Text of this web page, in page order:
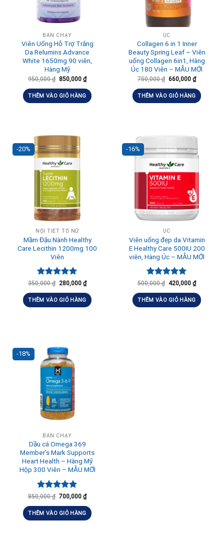
BÁN CHẠY
Viên Uống Hỗ Trợ Trắng
Da Relumins Advance
White 1650mg 90 viên,
Hàng Mỹ
950,000₫ 850,000 ₫
THÊM VÀO GIỎ HÀNG
ÚC
Collagen 6 in 1 Inner
Beauty Spring Leaf – Viên
uống Collagen 6in1, Hàng
Úc 180 Viên – MẪU MỚI
750,000₫ 660,000 ₫
THÊM VÀO GIỎ HÀNG
-20%
NỘI TIẾT TỐ NỮ
Mầm Đậu Nành Healthy
Care Lecithin 1200mg 100
Viên
Được xếp
hạng5.00
5 sao
350,000₫ 280,000 ₫
THÊM VÀO GIỎ HÀNG
-16%
ÚC
Viên uống đẹp da Vitamin
E Healthy Care 500IU 200
viên, Hàng Úc – MẪU MỚI
Được xếp
hạng5.00
5 sao
500,000₫ 420,000 ₫
THÊM VÀO GIỎ HÀNG
-18%
BÁN CHẠY
Dầu cá Omega 369
Member’s Mark Supports
Heart Health – Hàng Mỹ
Hộp 300 Viên – MẪU MỚI
Được xếp
5 sao
850,000₫ 700,000 ₫
THÊM VÀO GIỎ HÀNG